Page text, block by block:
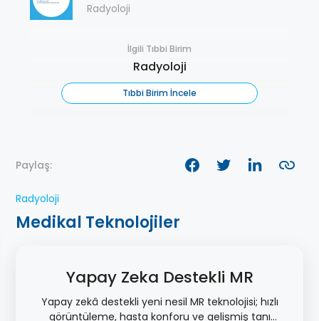
Radyoloji
İlgili Tıbbi Birim
Radyoloji
Tıbbi Birim İncele
Paylaş:
Radyoloji
Medikal Teknolojiler
Yapay Zeka Destekli MR
Yapay zekâ destekli yeni nesil MR teknolojisi; hızlı
görüntüleme, hasta konforu ve gelişmiş tanı